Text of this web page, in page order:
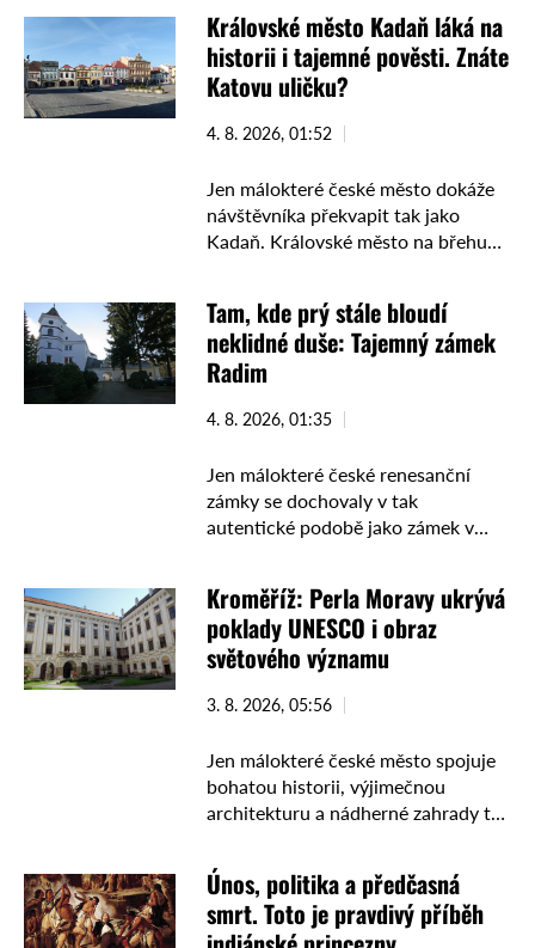
Mělníka ...
Královské město Kadaň láká na
historii i tajemné pověsti. Znáte
Katovu uličku?
4. 8. 2026, 01:52
Jen málokteré české město dokáže
návštěvníka překvapit tak jako
Kadaň. Královské město na břehu
Katovou uličkou, tajemnými
pověstmi a příběhy, které …
Tam, kde prý stále bloudí
neklidné duše: Tajemný zámek
Radim
4. 8. 2026, 01:35
Jen málokteré české renesanční
zámky se dochovaly v tak
autentické podobě jako zámek v
nejznámější památky středních
Čech, …
Kroměříž: Perla Moravy ukrývá
poklady UNESCO i obraz
světového významu
3. 8. 2026, 05:56
Jen málokteré české město spojuje
bohatou historii, výjimečnou
architekturu a nádherné zahrady tak
monumentální arcibiskupský zámek,
rozlehlá Podzámecká zahrada i
dokonale komponovaná Květná
Únos, politika a předčasná
smrt. Toto je pravdivý příběh